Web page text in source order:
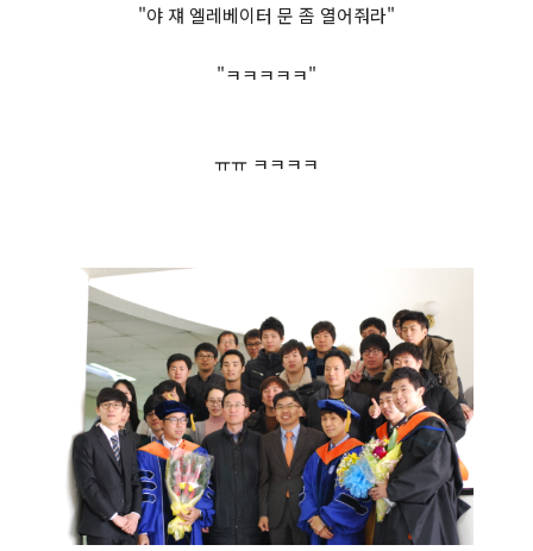
"야 쟤 엘레베이터 문 좀 열어줘라"
"ㅋㅋㅋㅋㅋ"
ㅠㅠ ㅋㅋㅋㅋ